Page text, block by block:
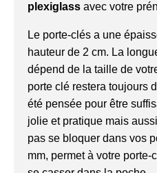
plexiglass avec votre
Le porte-clés a une
hauteur de 2 cm. La
dépend de la taille de
porte clé restera toujours
été pensée pour être
jolie et pratique mais
pas se bloquer dans vos
mm, permet à votre porte-